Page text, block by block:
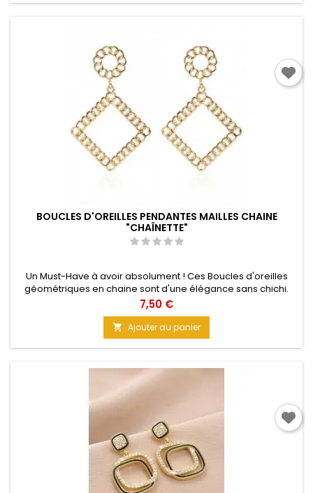
BOUCLES D'OREILLES PENDANTES MAILLES CHAINE
"CHAÎNETTE"
Un Must-Have à avoir absolument ! Ces Boucles d'oreilles
géométriques en chaine sont d'une élégance sans chichi.
Dorées, elles habilleront toutes vos tenues, même les plus
élégantes. Matière : Métal simple Taille : 8 cm
Prix
7,50 €
 Ajouter au panier